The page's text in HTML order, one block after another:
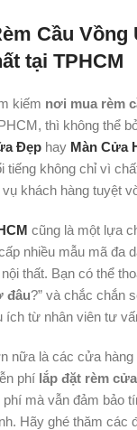
Cầu Vồng
tại TPHCM
kiếm nơi mua rèm
thì không thể
Đẹp hay Màn Cửa
tiếng không chỉ vì
khách hàng tuyệt
cũng là một lựa
nhiều mẫu mã đa
thất. Bạn có thể
đâu?” và chắc chắn
ích từ nhân viên tư
nữa là các cửa
phí lắp đặt rèm
phí mà vẫn đảm bảo
Hãy ghé thăm các